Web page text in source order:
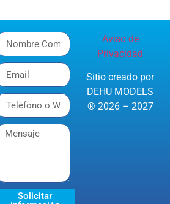
Solicitar
Aviso de
Privacidad
Sitio creado por
DEHU MODELS
® 2026 – 2027